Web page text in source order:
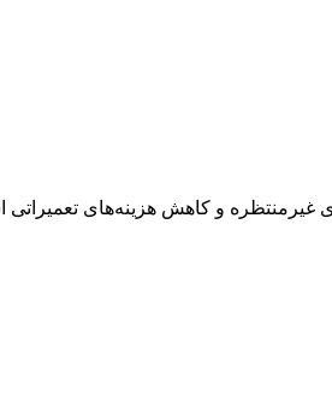
غیرمنتظره و کاهش هزینه‌های